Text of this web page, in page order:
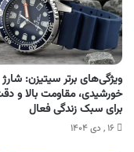
ویژگی‌های برتر سیتیزن: شارژ
خورشیدی، مقاومت بالا و
برای سبک زندگی فعال
۱۶ , دی ۱۴۰۴